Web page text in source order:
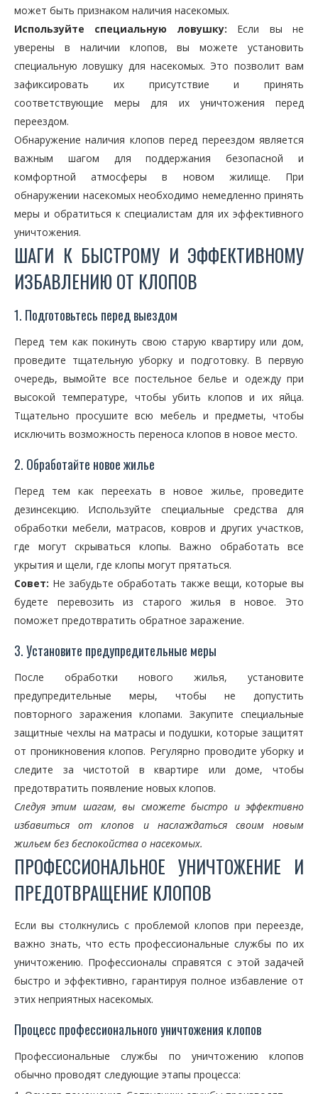
может быть признаком наличия насекомых.
Используйте специальную ловушку: Если вы не
уверены в наличии клопов, вы можете установить
специальную ловушку для насекомых. Это позволит вам
зафиксировать их присутствие и принять
соответствующие меры для их уничтожения перед
переездом.
Обнаружение наличия клопов перед переездом является
важным шагом для поддержания безопасной и
комфортной атмосферы в новом жилище. При
обнаружении насекомых необходимо немедленно принять
меры и обратиться к специалистам для их эффективного
уничтожения.
ШАГИ К БЫСТРОМУ И ЭФФЕКТИВНОМУ
ИЗБАВЛЕНИЮ ОТ КЛОПОВ
1. Подготовьтесь перед выездом
Перед тем как покинуть свою старую квартиру или дом,
проведите тщательную уборку и подготовку. В первую
очередь, вымойте все постельное белье и одежду при
высокой температуре, чтобы убить клопов и их яйца.
Тщательно просушите всю мебель и предметы, чтобы
исключить возможность переноса клопов в новое место.
2. Обработайте новое жилье
Перед тем как переехать в новое жилье, проведите
дезинсекцию. Используйте специальные средства для
обработки мебели, матрасов, ковров и других участков,
где могут скрываться клопы. Важно обработать все
укрытия и щели, где клопы могут прятаться.
Совет: Не забудьте обработать также вещи, которые вы
будете перевозить из старого жилья в новое. Это
поможет предотвратить обратное заражение.
3. Установите предупредительные меры
После обработки нового жилья, установите
предупредительные меры, чтобы не допустить
повторного заражения клопами. Закупите специальные
защитные чехлы на матрасы и подушки, которые защитят
от проникновения клопов. Регулярно проводите уборку и
следите за чистотой в квартире или доме, чтобы
предотвратить появление новых клопов.
Следуя этим шагам, вы сможете быстро и эффективно
избавиться от клопов и наслаждаться своим новым
жильем без беспокойства о насекомых.
ПРОФЕССИОНАЛЬНОЕ УНИЧТОЖЕНИЕ И
ПРЕДОТВРАЩЕНИЕ КЛОПОВ
Если вы столкнулись с проблемой клопов при переезде,
важно знать, что есть профессиональные службы по их
уничтожению. Профессионалы справятся с этой задачей
быстро и эффективно, гарантируя полное избавление от
этих неприятных насекомых.
Процесс профессионального уничтожения клопов
Профессиональные службы по уничтожению клопов
обычно проводят следующие этапы процесса: